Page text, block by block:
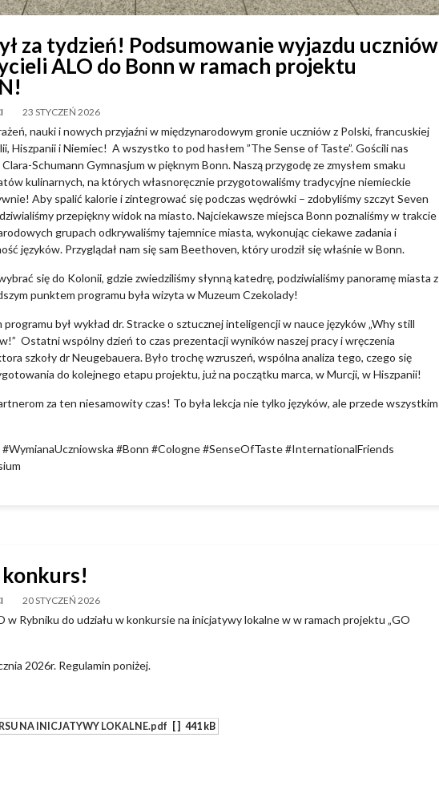
za tydzień! Podsumowanie wyjazdu uczniów
ALO do Bonn w ramach projektu
23 STYCZEŃ 2026
nauki i nowych przyjaźni w międzynarodowym gronie uczniów z Polski, francuskiej
Hiszpanii i Niemiec! A wszystko to pod hasłem ”The Sense of Taste”. Gościli nas
Schumann Gymnasjum w pięknym Bonn. Naszą przygodę ze zmysłem smaku
kulinarnych, na których własnoręcznie przygotowaliśmy tradycyjne niemieckie
Aby spalić kalorie i zintegrować się podczas wędrówki – zdobyliśmy szczyt Seven
przepiękny widok na miasto. Najciekawsze miejsca Bonn poznaliśmy w trakcie
grupach odkrywaliśmy tajemnice miasta, wykonując ciekawe zadania i
języków. Przyglądał nam się sam Beethoven, który urodził się właśnie w Bonn.
się do Kolonii, gdzie zwiedziliśmy słynną katedrę, podziwialiśmy panoramę miasta z
punktem programu była wizyta w Muzeum Czekolady!
był wykład dr. Stracke o sztucznej inteligencji w nauce języków „Why still
Ostatni wspólny dzień to czas prezentacji wyników naszej pracy i wręczenia
szkoły dr Neugebauera. Było trochę wzruszeń, wspólna analiza tego, czego się
do kolejnego etapu projektu, już na początku marca, w Murcji, w Hiszpanii!
za ten niesamowity czas! To była lekcja nie tylko języków, ale przede wszystkim
#WymianaUczniowska #Bonn #Cologne #SenseOfTaste #InternationalFriends
20 STYCZEŃ 2026
w Rybniku do udziału w konkursie na inicjatywy lokalne w w ramach projektu „GO
2026r. Regulamin poniżej.
NA INICJATYWY LOKALNE.pdf [ ] 441 kB